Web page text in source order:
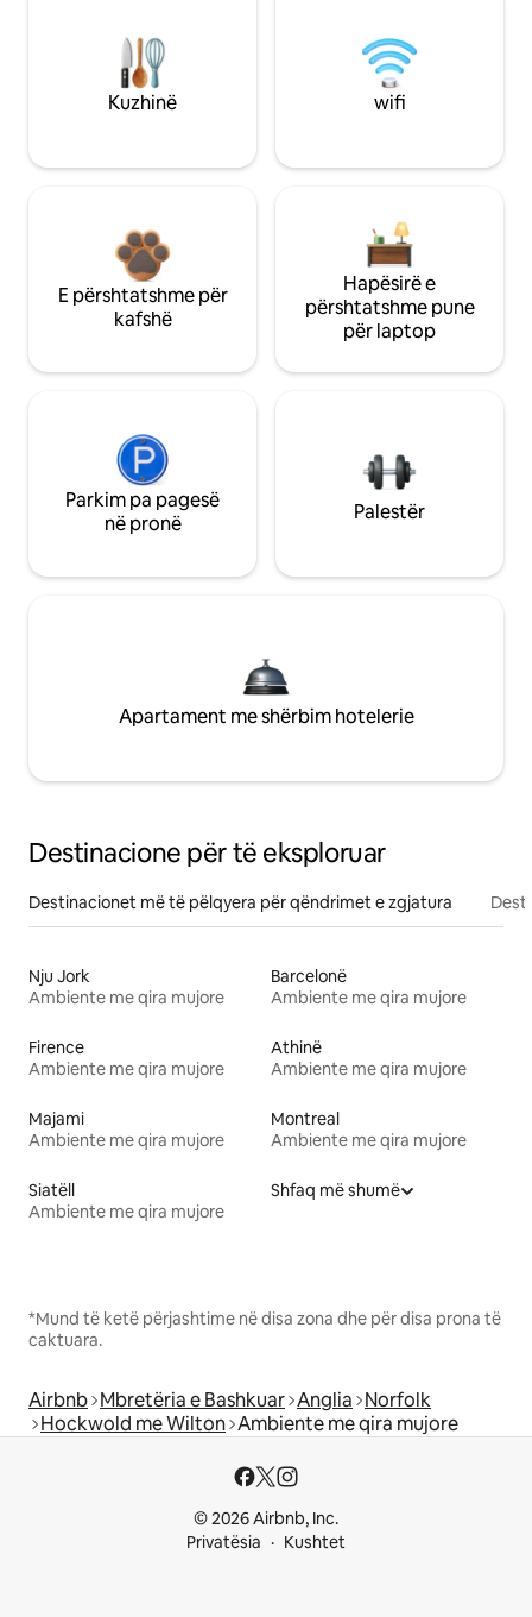
Kuzhinë wifi
E përshtatshme për
kafshë
Hapësirë e
përshtatshme pune
për laptop
Parkim pa pagesë
në pronë
Palestër
Apartament me shërbim hotelerie
Destinacione për të eksploruar
Destinacionet më të pëlqyera për qëndrimet e zgjatura
Nju Jork
Ambiente me qira mujore
Barcelonë
Ambiente me qira mujore
Firence
Ambiente me qira mujore
Athinë
Ambiente me qira mujore
Majami
Ambiente me qira mujore
Montreal
Ambiente me qira mujore
Siatëll
Ambiente me qira mujore
Shfaq më shumë
*Mund të ketë përjashtime në disa zona dhe për disa prona të
caktuara.
Airbnb Mbretëria e Bashkuar Anglia Norfolk
Hockwold me Wilton Ambiente me qira mujore
© 2026 Airbnb, Inc.
Privatësia
Kushtet